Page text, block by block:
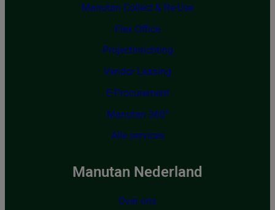
Manutan Collect & Re-Use
Flex Office
Projectinrichting
Vendor Leasing
E-Procurement
Manutan 360°
Alle services
Manutan Nederland
Over ons